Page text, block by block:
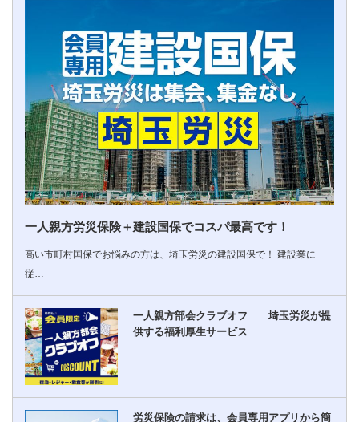
一人親方労災保険＋建設国保でコスパ最高です！
高い市町村国保でお悩みの方は、埼玉労災の建設国保で！ 建設業に
従…
一人親方部会クラブオフ 埼玉労災が提
供する福利厚生サービス
労災保険の請求は、会員専用アプリから簡